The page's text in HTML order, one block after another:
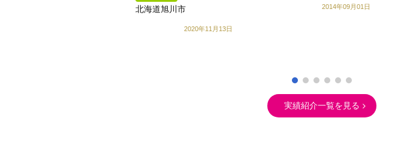
北海道旭川市
2020年11月13日
2014年09月01日
実績紹介一覧を見る